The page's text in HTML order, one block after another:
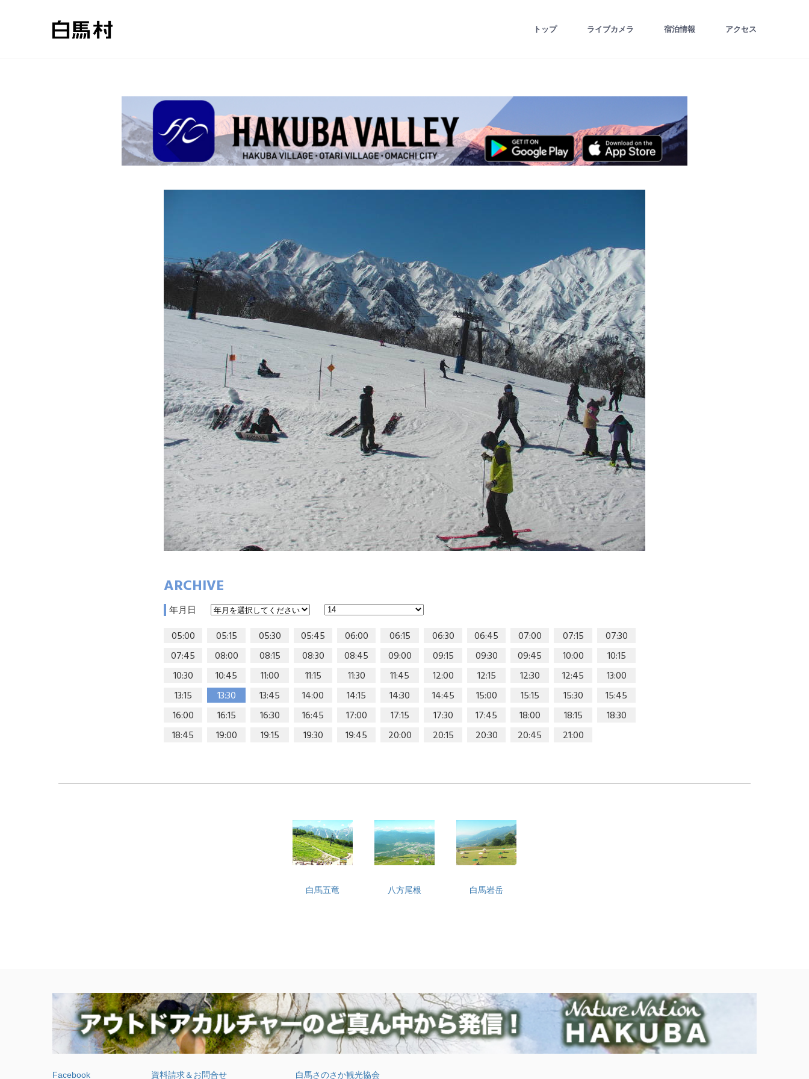
トップ ライブカメラ 宿泊情報 アクセス
ARCHIVE
年月日
05:00 05:15 05:30 05:45 06:00 06:15 06:30 06:45 07:00 07:15
07:30
07:45
08:00 08:15 08:30 08:45 09:00 09:15 09:30 09:45 10:00
10:15
10:30
10:45 11:00 11:15 11:30 11:45 12:00 12:15 12:30 12:45
13:00
13:15
13:30 13:45 14:00 14:15 14:30 14:45 15:00 15:15 15:30
15:45
16:00
16:15 16:30 16:45 17:00 17:15 17:30 17:45 18:00 18:15
18:30
18:45
19:00 19:15 19:30 19:45 20:00 20:15 20:30 20:45 21:00
白馬五竜 八方尾根 白馬岩岳